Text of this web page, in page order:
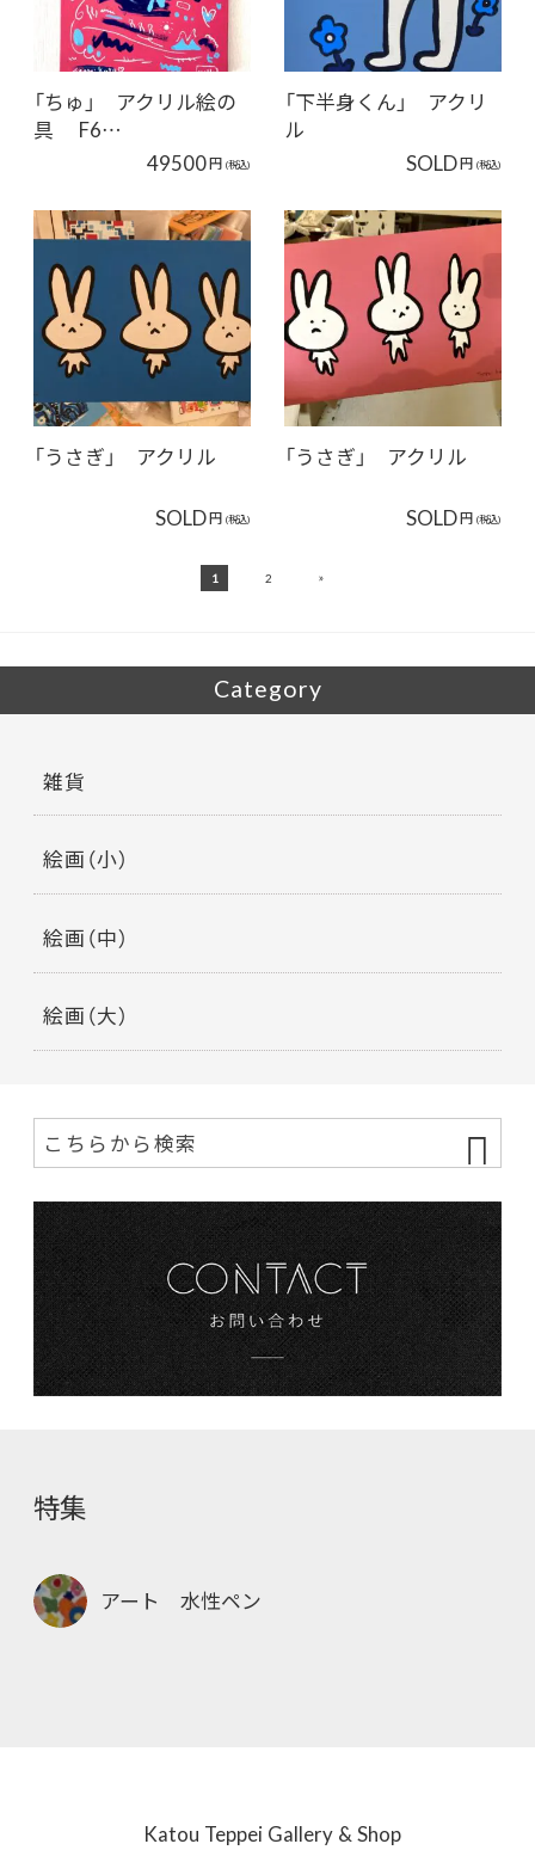
「ちゅ」 アクリル絵の
具 F6…
49500円 (税込)
「下半身くん」 アクリ
ル
SOLD円 (税込)
「うさぎ」 アクリル
SOLD円 (税込)
「うさぎ」 アクリル
SOLD円 (税込)
1 2 »
Category
雑貨
絵画（小）
絵画（中）
絵画（大）
特集
アート 水性ペン
Katou Teppei Gallery & Shop